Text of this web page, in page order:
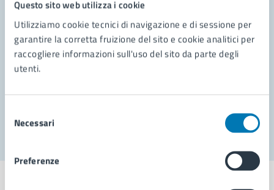
Questo sito web utilizza i cookie
Utilizziamo cookie tecnici di navigazione e di sessione per
garantire la corretta fruizione del sito e cookie analitici per
raccogliere informazioni sull'uso del sito da parte degli
utenti.
delNecessari
Preferenze
Richiedi assistenza
Prenota appuntamento